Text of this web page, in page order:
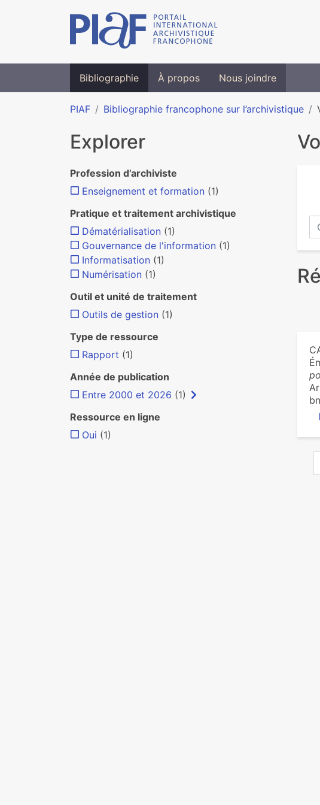
Bibliographie À propos Nous joindre
PIAF Bibliographie francophone sur l’archivistique
Explorer
Profession d’archiviste
Enseignement et formation (1)
Pratique et traitement archivistique
Dématérialisation (1)
Gouvernance de l'information (1)
Informatisation (1)
Numérisation (1)
Outil et unité de traitement
Outils de gestion (1)
Type de ressource
Rapport (1)
Année de publication
Entre 2000 et 2026 (1)
Ressource en ligne
Oui (1)